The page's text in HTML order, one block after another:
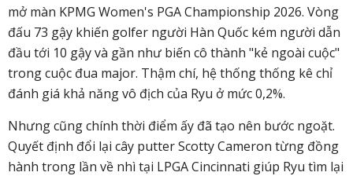
mở màn KPMG Women's PGA Championship 2026. Vòng
đấu 73 gậy khiến golfer người Hàn Quốc kém người dẫn
đầu tới 10 gậy và gần như biến cô thành "kẻ ngoài cuộc"
trong cuộc đua major. Thậm chí, hệ thống thống kê chỉ
đánh giá khả năng vô địch của Ryu ở mức 0,2%.
Nhưng cũng chính thời điểm ấy đã tạo nên bước ngoặt.
Quyết định đổi lại cây putter Scotty Cameron từng đồng
hành trong lần về nhì tại LPGA Cincinnati giúp Ryu tìm lại